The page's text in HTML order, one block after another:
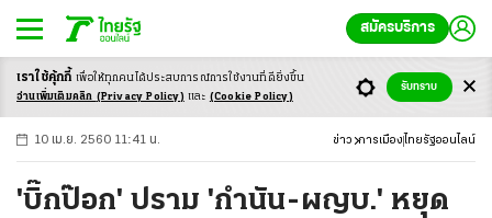
สมัครบริการ
-ก ก ก+
10 เม.ย. 2560 11:41 น. ข่าว การเมือง ไทยรัฐออนไลน์
'บิ๊กป๊อก' ปราม 'กำนัน-ผญบ.' หยุด
เราใช้คุ้กกี้ เพื่อให้ทุกคนได้ประสบการณ์การใช้งานที่ดียิ่งขึ้น
อ่านเพิ่มเติมคลิก (Privacy Policy) และ (Cookie Policy)
รับทราบ